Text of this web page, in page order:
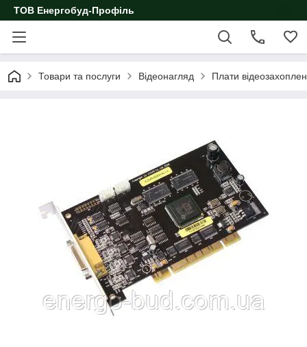
ТОВ Енергобуд-Профіль
Товари та послуги Відеонагляд Плати